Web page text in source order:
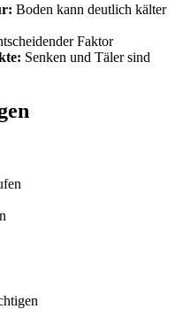
Boden kann deutlich kälter
Faktor
Senken und Täler sind